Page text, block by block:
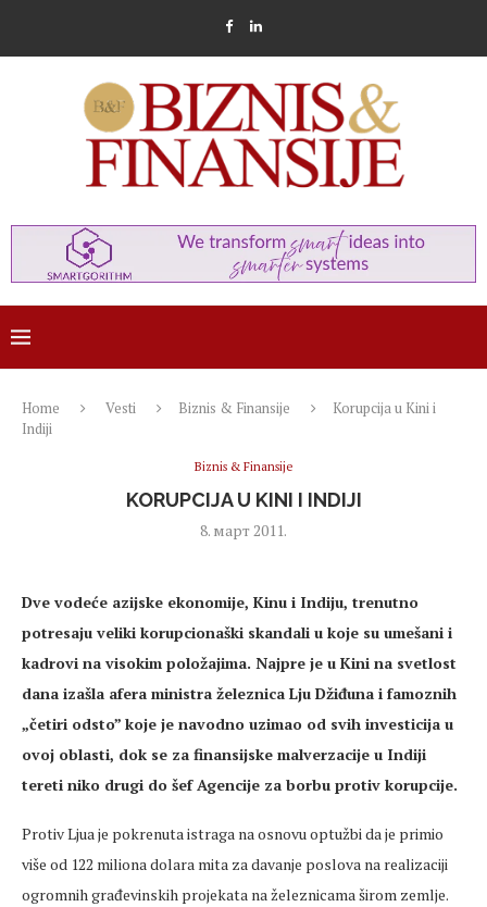
Home Vesti Biznis & Finansije
Korupcija u Kini i
Indiji
Biznis & Finansije
KORUPCIJA U KINI I INDIJI
8. март 2011.
Dve vodeće azijske ekonomije, Kinu i Indiju, trenutno
potresaju veliki korupcionaški skandali u koje su umešani i
kadrovi na visokim položajima. Najpre je u Kini na svetlost
dana izašla afera ministra železnica Lju Džiđuna i famoznih
„četiri odsto” koje je navodno uzimao od svih investicija u
ovoj oblasti, dok se za finansijske malverzacije u Indiji
tereti niko drugi do šef Agencije za borbu protiv korupcije.
Protiv Ljua je pokrenuta istraga na osnovu optužbi da je primio
više od 122 miliona dolara mita za davanje poslova na realizaciji
ogromnih građevinskih projekata na železnicama širom zemlje.